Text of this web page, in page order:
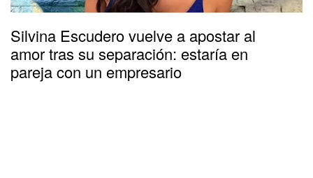
Silvina Escudero vuelve a apostar al
amor tras su separación: estaría en
pareja con un empresario